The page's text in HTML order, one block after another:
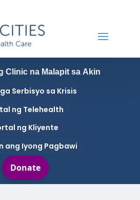
Clinic na Malapit sa Akin
Serbisyo sa Krisis
ng Telehealth
ng Kliyente
ang Iyong Pagbawi